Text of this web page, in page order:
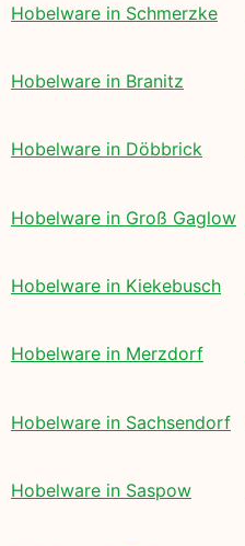
Hobelware in Schmerzke
Hobelware in Branitz
Hobelware in Döbbrick
Hobelware in Groß Gaglow
Hobelware in Kiekebusch
Hobelware in Merzdorf
Hobelware in Sachsendorf
Hobelware in Saspow